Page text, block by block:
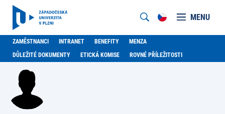
MENU
ZAMĚSTNANCI INTRANET BENEFITY
MENZA
DŮLEŽITÉ DOKUMENTY
ETICKÁ KOMISE ROVNÉ PŘÍLEŽITOSTI